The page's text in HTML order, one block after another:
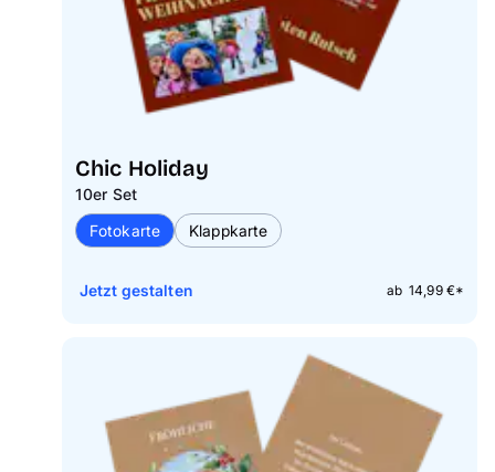
Chic Holiday
10er Set
Fotokarte
Klappkarte
ab 14,99 €*
Jetzt gestalten